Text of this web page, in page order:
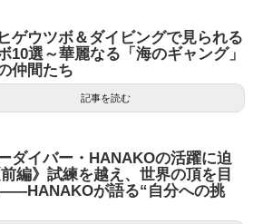
ゲウツボ＆ダイビングで見られる
10選～華麗なる「海のギャング」
仲間たち
記事を読む
ダイバー・HANAKOの活躍に迫
編》試練を越え、世界の頂を目
が語る“自分への挑